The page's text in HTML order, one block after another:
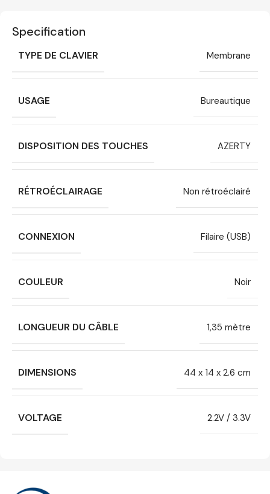
Specification
TYPE DE CLAVIER Membrane
USAGE Bureautique
DISPOSITION DES TOUCHES AZERTY
RÉTROÉCLAIRAGE Non rétroéclairé
CONNEXION Filaire (USB)
COULEUR Noir
LONGUEUR DU CÂBLE 1,35 mètre
DIMENSIONS 44 x 14 x 2.6 cm
VOLTAGE 2.2V / 3.3V